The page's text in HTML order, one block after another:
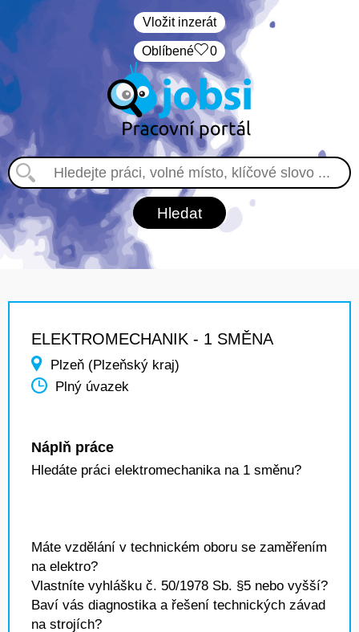
Vložit inzerát
Oblíbené 0
ELEKTROMECHANIK - 1 SMĚNA
Plzeň (Plzeňský kraj)
Plný úvazek
Náplň práce
Hledáte práci elektromechanika na 1 směnu?
Máte vzdělání v technickém oboru se zaměřením
na elektro?
Vlastníte vyhlášku č. 50/1978 Sb. §5 nebo vyšší?
Baví vás diagnostika a řešení technických závad
na strojích?